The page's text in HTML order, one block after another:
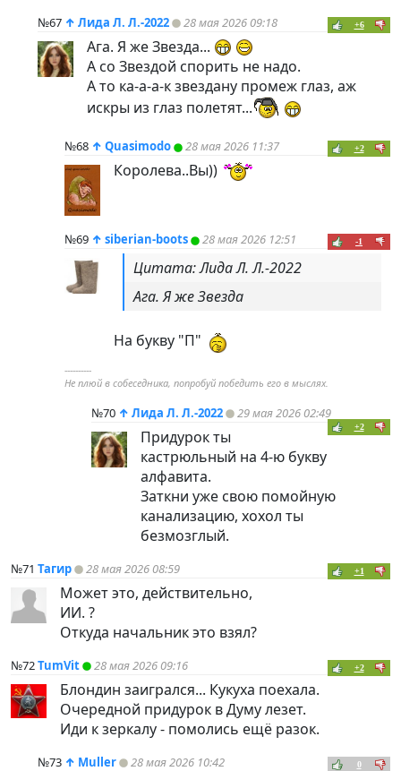
№67 ↑ Лида Л. Л.-2022 28 мая 2026 09:18 +6
Ага. Я же Звезда...
А со Звездой спорить не надо.
А то ка-а-а-к звездану промеж глаз, аж
искры из глаз полетят...
№68 ↑ Quasimodo 28 мая 2026 11:37 +2
Королева..Вы))
№69 ↑ siberian-boots 28 мая 2026 12:51 -1
Цитата: Лида Л. Л.-2022
Ага. Я же Звезда
На букву "П"
----------
Не плюй в собеседника, попробуй победить его в мыслях.
№70 ↑ Лида Л. Л.-2022 29 мая 2026 02:49
+2
Придурок ты
кастрюльный на 4-ю букву
алфавита.
Заткни уже свою помойную
канализацию, хохол ты
безмозглый.
№71 Тагир 28 мая 2026 08:59 +1
Может это, действительно,
ИИ. ?
Откуда начальник это взял?
№72TumVit 28 мая 2026 09:16 +2
Блондин заигрался... Кукуха поехала.
Очередной придурок в Думу лезет.
Иди к зеркалу - помолись ещё разок.
№73 ↑ Muller 28 мая 2026 10:42 0